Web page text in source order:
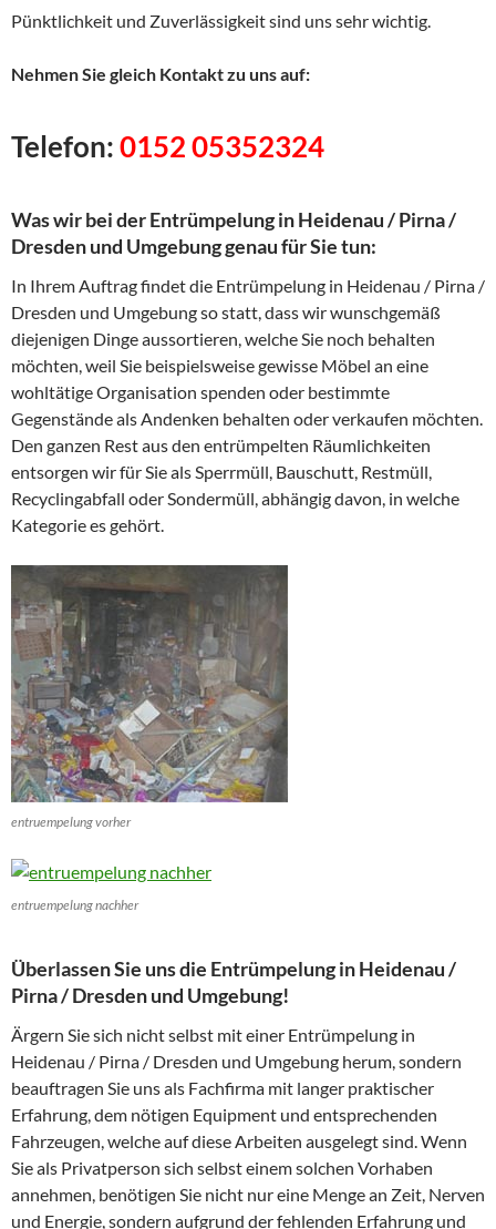
Pünktlichkeit und Zuverlässigkeit sind uns sehr wichtig.
Nehmen Sie gleich Kontakt zu uns auf:
Telefon:0152 05352324
Was wir bei der Entrümpelung in Heidenau / Pirna /
Dresden und Umgebung genau für Sie tun:
In Ihrem Auftrag findet die Entrümpelung in Heidenau / Pirna /
Dresden und Umgebung so statt, dass wir wunschgemäß
diejenigen Dinge aussortieren, welche Sie noch behalten
möchten, weil Sie beispielsweise gewisse Möbel an eine
wohltätige Organisation spenden oder bestimmte
Gegenstände als Andenken behalten oder verkaufen möchten.
Den ganzen Rest aus den entrümpelten Räumlichkeiten
entsorgen wir für Sie als Sperrmüll, Bauschutt, Restmüll,
Recyclingabfall oder Sondermüll, abhängig davon, in welche
Kategorie es gehört.
entruempelung vorher
entruempelung nachher
Überlassen Sie uns die Entrümpelung in Heidenau /
Pirna / Dresden und Umgebung!
Ärgern Sie sich nicht selbst mit einer Entrümpelung in
Heidenau / Pirna / Dresden und Umgebung herum, sondern
beauftragen Sie uns als Fachfirma mit langer praktischer
Erfahrung, dem nötigen Equipment und entsprechenden
Fahrzeugen, welche auf diese Arbeiten ausgelegt sind. Wenn
Sie als Privatperson sich selbst einem solchen Vorhaben
annehmen, benötigen Sie nicht nur eine Menge an Zeit, Nerven
und Energie, sondern aufgrund der fehlenden Erfahrung und